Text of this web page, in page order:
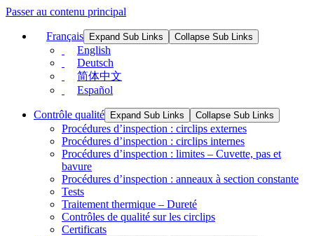
Passer au contenu principal
Français Expand Sub Links Collapse Sub Links
English
Deutsch
简体中文
Español
Contrôle qualité Expand Sub Links Collapse Sub Links
Procédures d’inspection : circlips externes
Procédures d’inspection : circlips internes
Procédures d’inspection : limites – Cuvette, pas et
bavure
Procédures d’inspection : anneaux à section constante
Tests
Traitement thermique – Dureté
Contrôles de qualité sur les circlips
Certificats